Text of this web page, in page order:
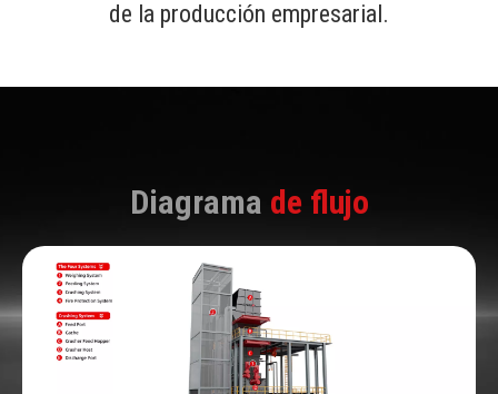
de la producción empresarial.
Diagrama de flujo